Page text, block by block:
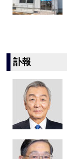
訃報